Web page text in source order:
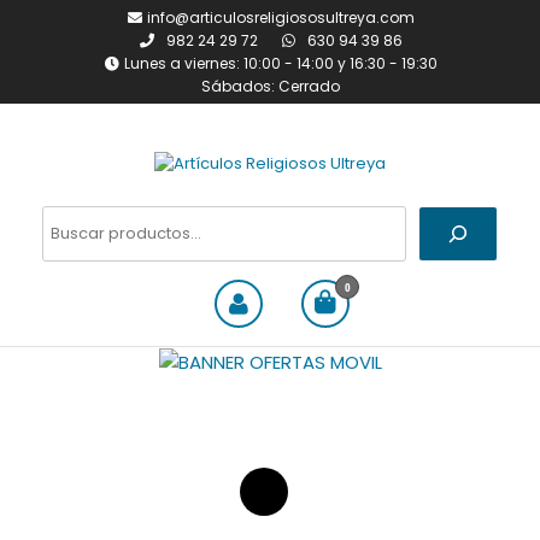
info@articulosreligiososultreya.com
982 24 29 72
630 94 39 86
Lunes a viernes: 10:00 - 14:00 y 16:30 - 19:30
Sábados: Cerrado
Artículos Religiosos Ultreya
venta de todo tipo de
Buscar
0